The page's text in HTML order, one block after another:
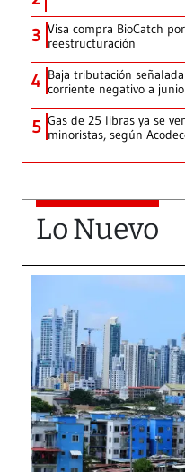
3 Visa compra BioCatch
reestructuración
4 Baja tributación
corriente negativo a
5 Gas de 25 libras ya se
minoristas, según
Lo Nuevo